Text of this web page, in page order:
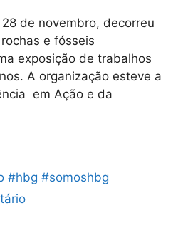
de novembro, decorreu
e fósseis
exposição de trabalhos
A organização esteve a
em Ação e da
#hbg #somoshbg